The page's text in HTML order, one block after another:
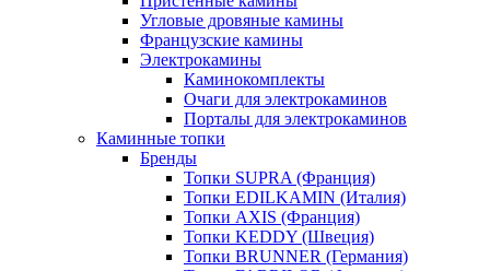
Угловые дровяные камины
Французские камины
Электрокамины
Каминокомплекты
Очаги для электрокаминов
Порталы для электрокаминов
Каминные топки
Бренды
Топки SUPRA (Франция)
Топки EDILKAMIN (Италия)
Топки AXIS (Франция)
Топки KEDDY (Швеция)
Топки BRUNNER (Германия)